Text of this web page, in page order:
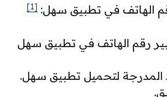
الهاتف في تطبيق سهل: [1]
رقم الهاتف في تطبيق سهل
المدرجة لتحميل تطبيق سهل.